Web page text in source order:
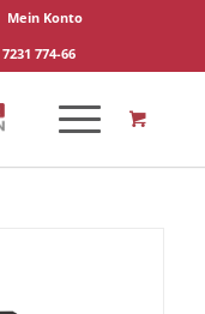
Mein Konto
774-66